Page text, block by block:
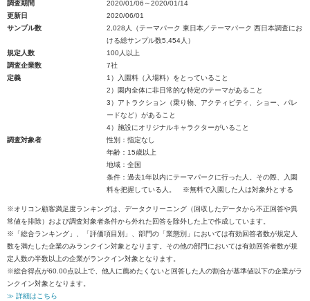
調査期間
2020/01/06～2020/01/14
更新日
2020/06/01
サンプル数
2,028人（テーマパーク 東日本／テーマパーク 西日本調査にお
ける総サンプル数5,454人）
規定人数
100人以上
調査企業数
7社
定義
1）入園料（入場料）をとっていること
2）園内全体に非日常的な特定のテーマがあること
3）アトラクション（乗り物、アクティビティ、ショー、パレ
ードなど）があること
4）施設にオリジナルキャラクターがいること
調査対象者
性別：指定なし
年齢：15歳以上
地域：全国
条件：過去1年以内にテーマパークに行った人。その際、入園
料を把握している人。 ※無料で入園した人は対象外とする
※オリコン顧客満足度ランキングは、データクリーニング（回収したデータから不正回答や異
常値を排除）および調査対象者条件から外れた回答を除外した上で作成しています。
※「総合ランキング」、「評価項目別」、部門の「業態別」においては有効回答者数が規定人
数を満たした企業のみランクイン対象となります。その他の部門においては有効回答者数が規
定人数の半数以上の企業がランクイン対象となります。
※総合得点が60.00点以上で、他人に薦めたくないと回答した人の割合が基準値以下の企業がラ
ンクイン対象となります。
≫ 詳細はこちら